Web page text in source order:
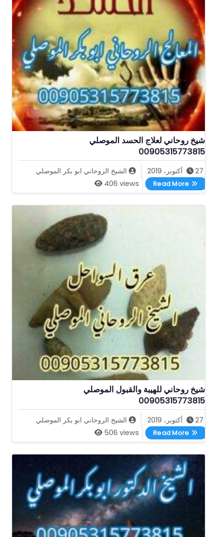
شيخ روحاني لعلاج الحسد الموصلي
00905315773815
27 أكتوبر، 2019
الشيخ الروحاني ابو بكر الموصلي
406 views
Read More
شيخ روحاني لعلاج الحسد الموصلي 00905315773815
شيخ روحاني للهيبة والقبول الموصلي
00905315773815
27 أكتوبر، 2019
الشيخ الروحاني ابو بكر الموصلي
506 views
Read More
شيخ روحاني للهيبة والقبول الموصلي 00905315773815